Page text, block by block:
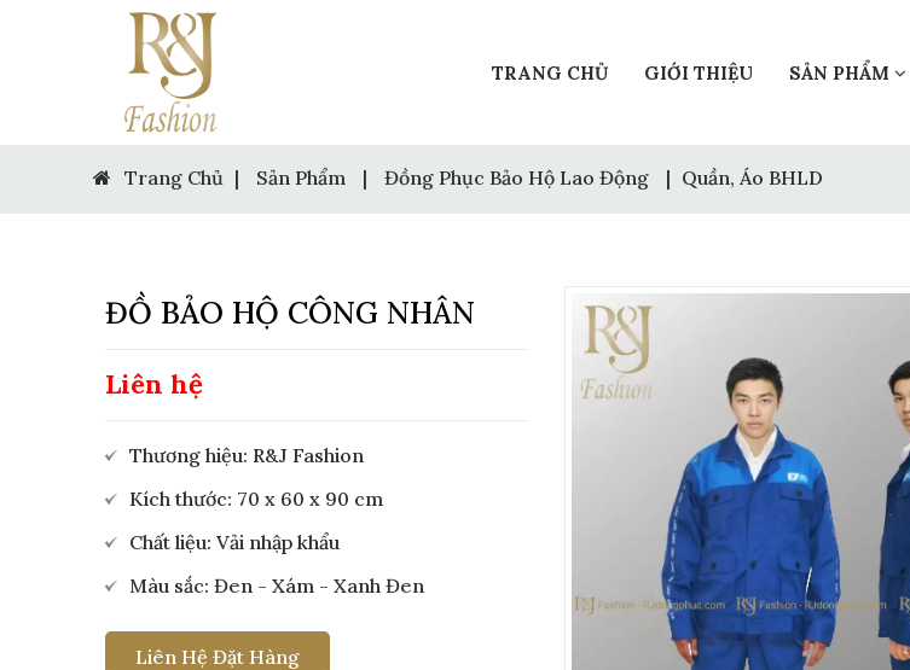
TRANG CHỦ GIỚI THIỆU SẢN PHẨM
Trang Chủ | Sản Phẩm | Đồng Phục Bảo Hộ Lao Động | Quần, Áo BHLD
ĐỒ BẢO HỘ CÔNG NHÂN
Liên hệ
Thương hiệu: R&J Fashion
Kích thước: 70 x 60 x 90 cm
Chất liệu: Vải nhập khẩu
Màu sắc: Đen - Xám - Xanh Đen
Liên Hệ Đặt Hàng